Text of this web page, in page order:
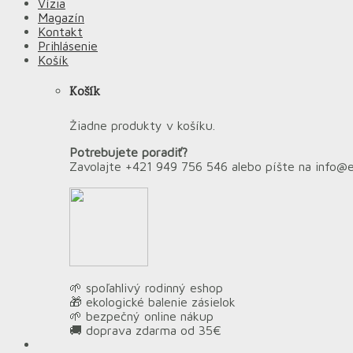
Magazín
Kontakt
Prihlásenie
Košík
Košík
Žiadne produkty v košíku.
Potrebujete poradiť?
Zavolajte +421 949 756 546 alebo píšte na
🌱 spoľahlivý rodinný eshop
🎁 ekologické balenie zásielok
🌱 bezpečný online nákup
🚚 doprava zdarma od 35€